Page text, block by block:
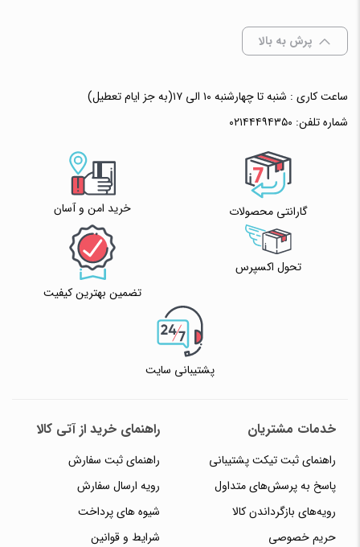
✧ چت با پشتیبان واتس آپ
پرش به بالا
ساعت کاری : شنبه تا چهارشنبه ۱۰ الی ۱۷(به جز ایام تعطیل)
شماره تلفن: ۰۲۱۴۴۴۹۴۳۵۰
گارانتی محصولات خرید امن و آسان
تحول اکسپرس
تضمین بهترین کیفیت
پشتیبانی سایت
خدمات مشتریان
راهنمای ثبت تیکت پشتیبانی
پاسخ به پرسش‌های متداول
رویه‌های بازگرداندن کالا
حریم خصوصی
راهنمای خرید از آتی کالا
راهنمای ثبت سفارش
رویه ارسال سفارش
شیوه های پرداخت
شرایط و قوانین